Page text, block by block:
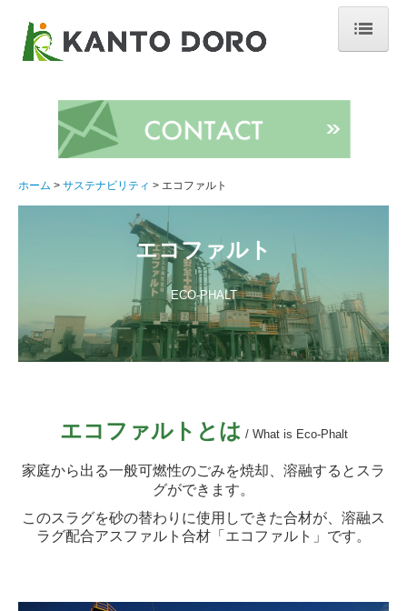
会社概要
交通案内
関東道路の歩み
営業日カレンダー
事業案内
工事事業部
太陽光パネルリサイクル事業部
所有重機一覧
ホーム サステナビリティ エコファルト
エコファルト
ECO-PHALT
エコファルトとは / What is Eco-Phalt
家庭から出る一般可燃性のごみを焼却、溶融するとスラ
グができます。
このスラグを砂の替わりに使用しできた合材が、溶融ス
ラグ配合アスファルト合材「エコファルト」です。